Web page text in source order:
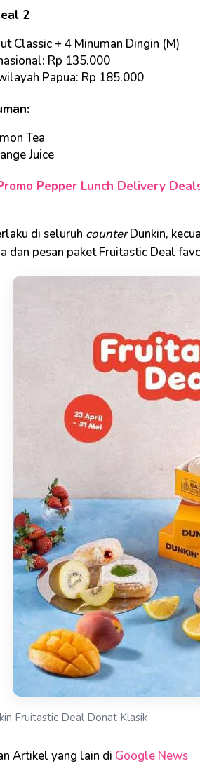
2
Classic + 4 Minuman Dingin (M)
Rp 135.000
Papua: Rp 185.000
Tea
Juice
Pepper Lunch Delivery
di seluruh counterDunkin,
dan pesan paket Fruitastic Deal
Fruitastic Deal Donat Klasik
Artikel yang lain di Google News